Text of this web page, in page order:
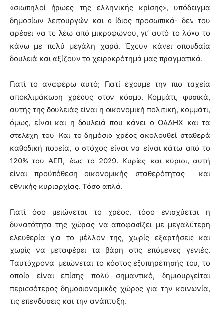
«σιωπηλοί ήρωες της ελληνικής κρίσης», υπόδειγμα
δημοσίων λειτουργών και ο ίδιος προσωπικά- δεν του
αρέσει να το λέω από μικροφώνου, γι’ αυτό το λόγο το
κάνω με πολύ μεγάλη χαρά. Έχουν κάνει σπουδαία
δουλειά και αξίζουν το χειροκρότημά μας πραγματικά.
Γιατί το αναφέρω αυτό; Γιατί έχουμε την πιο ταχεία
αποκλιμάκωση χρέους στον κόσμο. Κομμάτι, φυσικά,
αυτής της δουλειάς είναι η οικονομική πολιτική, κομμάτι,
όμως, είναι και η δουλειά που κάνει ο ΟΔΔΗΧ και τα
στελέχη του. Και το δημόσιο χρέος ακολουθεί σταθερά
καθοδική πορεία, ο στόχος είναι να είναι κάτω από το
120% του ΑΕΠ, έως το 2029. Κυρίες και κύριοι, αυτή
είναι προϋπόθεση οικονομικής σταθερότητας και
εθνικής κυριαρχίας. Τόσο απλά.
Γιατί όσο μειώνεται το χρέος, τόσο ενισχύεται η
δυνατότητα της χώρας να αποφασίζει με μεγαλύτερη
ελευθερία για το μέλλον της, χωρίς εξαρτήσεις και
χωρίς να μεταφέρει τα βάρη στις επόμενες γενιές.
Ταυτόχρονα, μειώνεται το κόστος εξυπηρέτησής του, το
οποίο είναι επίσης πολύ σημαντικό, δημιουργείται
περισσότερος δημοσιονομικός χώρος για την κοινωνία,
τις επενδύσεις και την ανάπτυξη.